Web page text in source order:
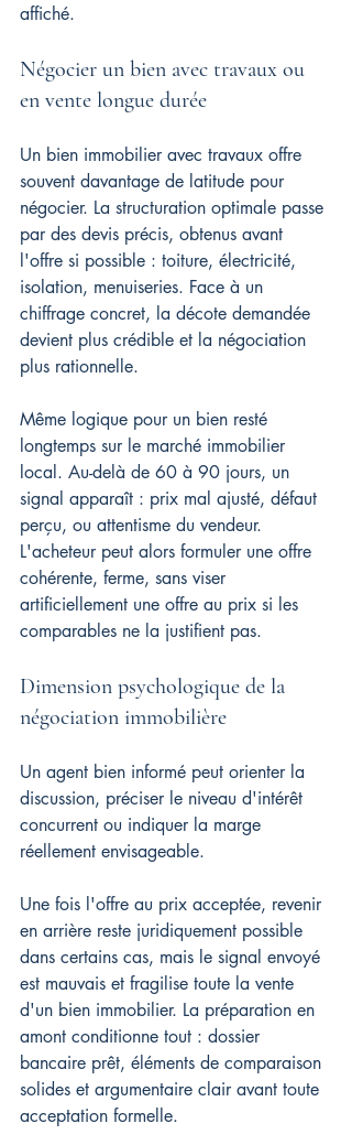
affiché.
Négocier un bien avec travaux ou
en vente longue durée
Un bien immobilier avec travaux offre
souvent davantage de latitude pour
négocier. La structuration optimale passe
par des devis précis, obtenus avant
l'offre si possible : toiture, électricité,
isolation, menuiseries. Face à un
chiffrage concret, la décote demandée
devient plus crédible et la négociation
plus rationnelle.
Même logique pour un bien resté
longtemps sur le marché immobilier
local. Au-delà de 60 à 90 jours, un
signal apparaît : prix mal ajusté, défaut
perçu, ou attentisme du vendeur.
L'acheteur peut alors formuler une offre
cohérente, ferme, sans viser
artificiellement une offre au prix si les
comparables ne la justifient pas.
Dimension psychologique de la
négociation immobilière
Un agent bien informé peut orienter la
discussion, préciser le niveau d'intérêt
concurrent ou indiquer la marge
réellement envisageable.
Une fois l'offre au prix acceptée, revenir
en arrière reste juridiquement possible
dans certains cas, mais le signal envoyé
est mauvais et fragilise toute la vente
d'un bien immobilier. La préparation en
amont conditionne tout : dossier
bancaire prêt, éléments de comparaison
solides et argumentaire clair avant toute
acceptation formelle.